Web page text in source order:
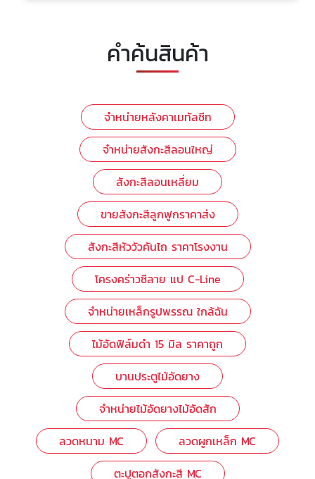
คำค้นสินค้า
จำหน่ายหลังคาเมทัลชีท
จำหน่ายสังกะสีลอนใหญ่
สังกะสีลอนเหลี่ยม
ขายสังกะสีลูกฟูกราคาส่ง
สังกะสีหัววัวคันไถ ราคาโรงงาน
โครงคร่าวซีลาย แป C-Line
จำหน่ายเหล็กรูปพรรณ ใกล้ฉัน
ไม้อัดฟิล์มดํา 15 มิล ราคาถูก
บานประตูไม้อัดยาง
จำหน่ายไม้อัดยางไม้อัดสัก
ลวดหนาม MC
ลวดผูกเหล็ก MC
ตะปูตอกสังกะสี MC